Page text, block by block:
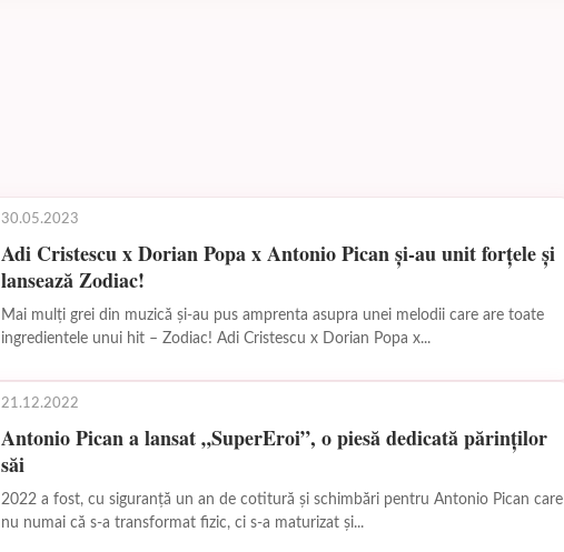
30.05.2023
Adi Cristescu x Dorian Popa x Antonio Pican și-au unit forțele și
lansează Zodiac!
Mai mulți grei din muzică și-au pus amprenta asupra unei melodii care are toate
ingredientele unui hit – Zodiac! Adi Cristescu x Dorian Popa x...
21.12.2022
Antonio Pican a lansat „SuperEroi”, o piesă dedicată părinților
săi
2022 a fost, cu siguranță un an de cotitură și schimbări pentru Antonio Pican care
nu numai că s-a transformat fizic, ci s-a maturizat și...